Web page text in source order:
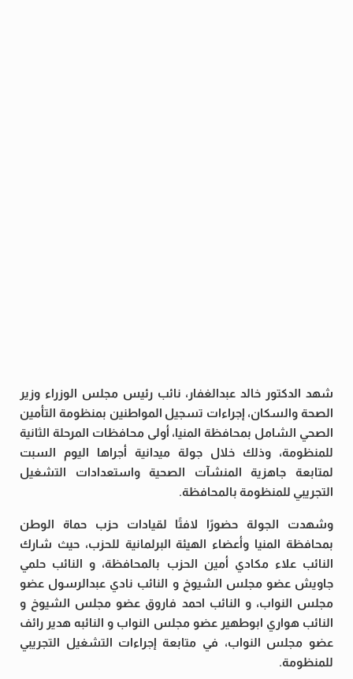
شهد الدكتور خالد عبدالغفار، نائب رئيس مجلس الوزراء وزير
الصحة والسكان، إجراءات تسجيل المواطنين بمنظومة التأمين
الصحي الشامل بمحافظة المنيا، أولى محافظات المرحلة الثانية
للمنظومة، وذلك خلال جولة ميدانية أجراها اليوم السبت
لمتابعة جاهزية المنشآت الصحية واستعدادات التشغيل
التجريبي للمنظومة بالمحافظة.
وشهدت الجولة حضورًا لافتًا لقيادات حزب حماة الوطن
بمحافظة المنيا وأعضاء الهيئة البرلمانية للحزب، حيث شارك
النائب علاء مكادي أمين الحزب بالمحافظة، و النائب حلمي
جاويش عضو مجلس الشيوخ و النائب نادي عبدالرسول عضو
مجلس النواب، و النائب احمد فاروق عضو مجلس الشيوخ و
النائب هواري ابوطهير عضو مجلس النواب و النائبه هدير رائف
عضو مجلس النواب، في متابعة إجراءات التشغيل التجريبي
للمنظومة.